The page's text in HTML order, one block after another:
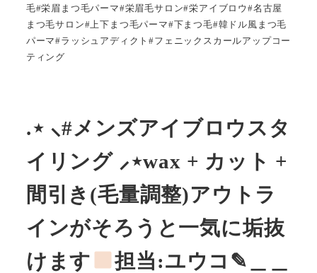
毛#栄眉まつ毛パーマ#栄眉毛サロン#栄アイブロウ#名古屋
まつ毛サロン#上下まつ毛パーマ#下まつ毛#韓ドル風まつ毛
パーマ#ラッシュアディクト#フェニックスカールアップコー
ティング
.⋆ ⸜#メンズアイブロウスタ
イリング ⸝⋆wax + カット +
間引き(毛量調整)アウトラ
インがそろうと一気に垢抜
けます
担当:ユウコ✎︎＿＿